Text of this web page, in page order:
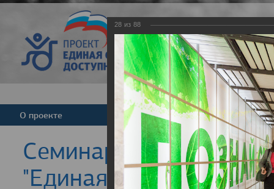
Версия для
О проекте Команда Новости
Cеминар для
"Единая страна -
28 из 88